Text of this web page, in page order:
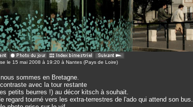
le 15 mai 2008 à 19:20 à Nantes (Pays de Loire)
sommes en Bretagne.
avec la tour restante
petits beurres !) au décor kitsch à souhait.
regard tourné vers les extra-terrestres de l'ado qui attend son bus.